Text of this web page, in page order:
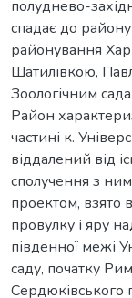
полуднево-
спадає до
районування
Шатилівкою,
Зоологічним
Район
частині к.
віддалений від
сполучення з
проектом, взято
провулку і яру
південної межі
саду, початку
Сердюківського